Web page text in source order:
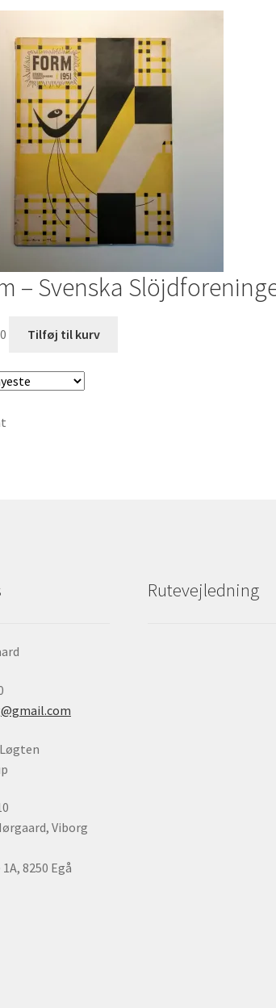
– Svenska
Tilføj til kurv
Viborg
8250 Egå
Rutevejledning